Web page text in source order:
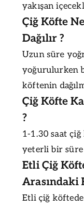
yakışan
Çiğ Köfte
Dağılır ?
Uzun süre
yoğurulurken
köftenin
Çiğ Köfte
?
1-1.30 saat çiğ
yeterli bir süre
Etli Çiğ
Arasındaki
Etli çiğ